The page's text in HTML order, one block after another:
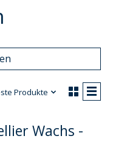
Produkte
Wachs -